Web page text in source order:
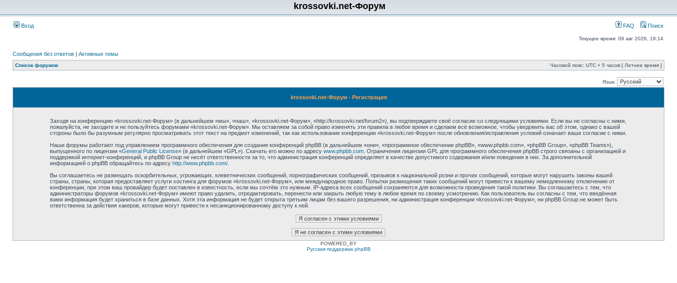
krossovki.net-Форум
Вход FAQ Поиск
Текущее время: 09 авг 2026, 19:14
Сообщения без ответов | Активные темы
Список форумов Часовой пояс: UTC + 5 часов [ Летнее время ]
Язык:
krossovki.net-Форум - Регистрация
Заходя на конференцию «krossovki.net-Форум» (в дальнейшем «мы», «наш», «krossovki.net-Форум», «http://krossovki.net/forum2»), вы подтверждаете своё согласие со следующими условиями. Если вы не согласны с ними,
пожалуйста, не заходите и не пользуйтесь форумами «krossovki.net-Форум». Мы оставляем за собой право изменять эти правила в любое время и сделаем всё возможное, чтобы уведомить вас об этом, однако с вашей
стороны было бы разумным регулярно просматривать этот текст на предмет изменений, так как использование конференции «krossovki.net-Форум» после обновления/исправления условий означает ваше согласие с ними.
Наши форумы работают под управлением программного обеспечения для создания конференций phpBB (в дальнейшем «они», «программное обеспечение phpBB», «www.phpbb.com», «phpBB Group», «phpBB Teams»),
выпущенного по лицензии «General Public License» (в дальнейшем «GPL»). Скачать его можно по адресу www.phpbb.com. Ограничения лицензии GPL для программного обеспечения phpBB строго связаны с организацией и
поддержкой интернет-конференций, и phpBB Group не несёт ответственности за то, что администрация конференций определяет в качестве допустимого содержания и/или поведения в них. За дополнительной
информацией о phpBB обращайтесь по адресу http://www.phpbb.com/.
Вы соглашаетесь не размещать оскорбительных, угрожающих, клеветнических сообщений, порнографических сообщений, призывов к национальной розни и прочих сообщений, которые могут нарушить законы вашей
страны, страны, которая предоставляет услуги хостинга для форумов «krossovki.net-Форум», или международное право. Попытки размещения таких сообщений могут привести к вашему немедленному отключению от
конференции, при этом ваш провайдер будет поставлен в известность, если мы сочтём это нужным. IP-адреса всех сообщений сохраняются для возможности проведения такой политики. Вы соглашаетесь с тем, что
администраторы форумов «krossovki.net-Форум» имеют право удалить, отредактировать, перенести или закрыть любую тему в любое время по своему усмотрению. Как пользователь вы согласны с тем, что введённая
вами информация будет храниться в базе данных. Хотя эта информация не будет открыта третьим лицам без вашего разрешения, ни администрация конференции «krossovki.net-Форум», ни phpBB Group не может быть
ответственна за действия хакеров, которые могут привести к несанкционированному доступу к ней.
POWERED_BY
Русская поддержка phpBB